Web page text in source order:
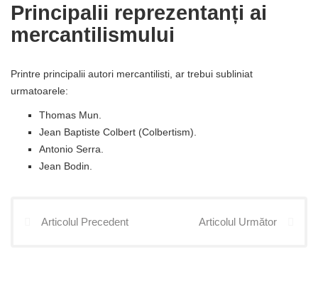
Principalii reprezentanți ai
mercantilismului
Printre principalii autori mercantilisti, ar trebui subliniat
urmatoarele:
Thomas Mun.
Jean Baptiste Colbert (Colbertism).
Antonio Serra.
Jean Bodin.
Articolul Precedent Articolul Următor